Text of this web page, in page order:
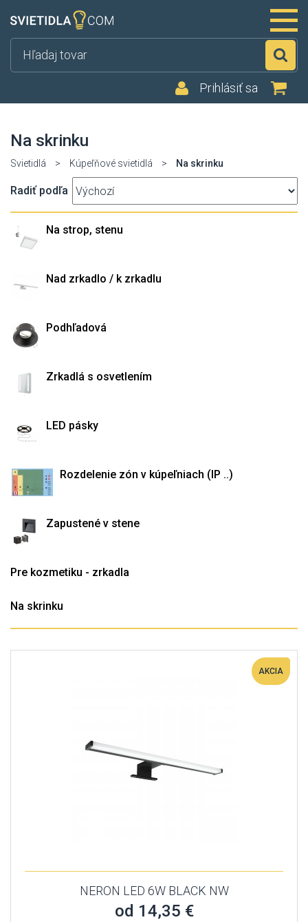
Prihlásiť sa
Na skrinku
Svietidlá > Kúpeľňové svietidlá > Na skrinku
Radiť podľa
Na strop, stenu
Nad zrkadlo / k zrkadlu
Podhľadová
Zrkadlá s osvetlením
LED pásky
Rozdelenie zón v kúpeľniach (IP ..)
Zapustené v stene
Pre kozmetiku - zrkadla
Na skrinku
AKCIA
NERON LED 6W BLACK NW
od 14,35 €